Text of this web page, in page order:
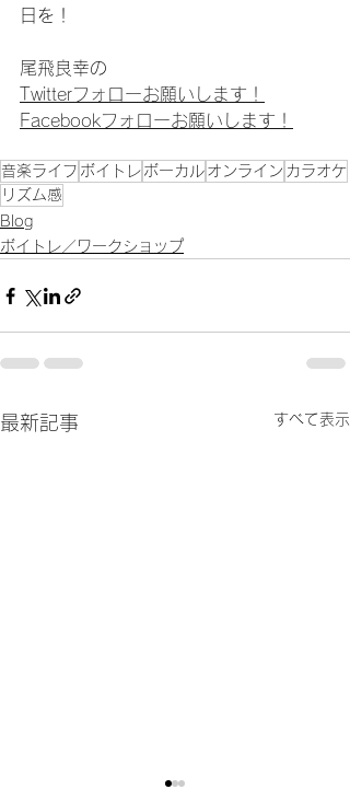
日を！
尾飛良幸の
Twitterフォローお願いします！
Facebookフォローお願いします！
音楽ライフ ボイトレ ボーカル オンライン カラオケ
リズム感
Blog
ボイトレ／ワークショップ
最新記事 すべて表示